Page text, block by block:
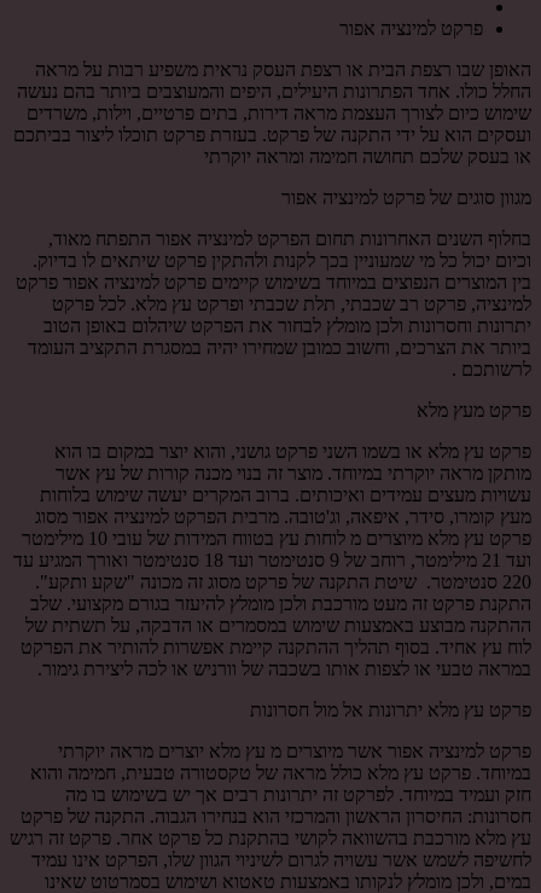
פרקט למינציה אפור
האופן שבו רצפת הבית או רצפת העסק נראית משפיע רבות על מראה
החלל כולו. אחד הפתרונות היעילים, היפים והמעוצבים ביותר בהם נעשה
שימוש כיום לצורך העצמת מראה דירות, בתים פרטיים, וילות, משרדים
ועסקים הוא על ידי התקנה של פרקט. בעזרת פרקט תוכלו ליצור בביתכם
או בעסק שלכם תחושה חמימה ומראה יוקרתי
מגוון סוגים של פרקט למינציה אפור
בחלוף השנים האחרונות תחום הפרקט למינציה אפור התפתח מאוד,
וכיום יכול כל מי שמעוניין בכך לקנות ולהתקין פרקט שיתאים לו בדיוק.
בין המוצרים הנפוצים במיוחד בשימוש קיימים פרקט למינציה אפור פרקט
למינציה, פרקט רב שכבתי, תלת שכבתי ופרקט עץ מלא. לכל פרקט
יתרונות וחסרונות ולכן מומלץ לבחור את הפרקט שיהלום באופן הטוב
ביותר את הצרכים, וחשוב כמובן שמחירו יהיה במסגרת התקציב העומד
לרשותכם .
פרקט מעץ מלא
פרקט עץ מלא או בשמו השני פרקט גושני, והוא יוצר במקום בו הוא
מותקן מראה יוקרתי במיוחד. מוצר זה בנוי מכנה קורות של עץ אשר
עשויות מעצים עמידים ואיכותים. ברוב המקרים יעשה שימוש בלוחות
מעץ קומרו, סידר, איפאה, וג'טובה. מרבית הפרקט למינציה אפור מסוג
פרקט עץ מלא מיוצרים מ לוחות עץ בטווח המידות של עובי 10 מילימטר
ועד 21 מילימטר, רוחב של 9 סנטימטר ועד 18 סנטימטר ואורך המגיע עד
220 סנטימטר. שיטת התקנה של פרקט מסוג זה מכונה "שקע ותקע".
התקנת פרקט זה מעט מורכבת ולכן מומלץ להיעזר בגורם מקצועי. שלב
ההתקנה מבוצע באמצעות שימוש במסמרים או הדבקה, על תשתית של
לוח עץ אחיד. בסוף תהליך ההתקנה קיימת אפשרות להותיר את הפרקט
במראה טבעי או לצפות אותו בשכבה של וורניש או לכה ליצירת גימור.
פרקט עץ מלא יתרונות אל מול חסרונות
פרקט למינציה אפור אשר מיוצרים מ עץ מלא יוצרים מראה יוקרתי
במיוחד. פרקט עץ מלא כולל מראה של טקסטורה טבעית, חמימה והוא
חזק ועמיד במיוחד. לפרקט זה יתרונות רבים אך יש בשימוש בו מה
חסרונות: החיסרון הראשון והמרכזי הוא בנחירו הגבוה. התקנה של פרקט
עץ מלא מורכבת בהשוואה לקושי בהתקנת כל פרקט אחר. פרקט זה רגיש
לחשיפה לשמש אשר עשויה לגרום לשיניוי הגוון שלו, הפרקט אינו עמיד
במים, ולכן מומלץ לנקותו באמצעות טאטוא ושימוש בסמרטוט שאינו